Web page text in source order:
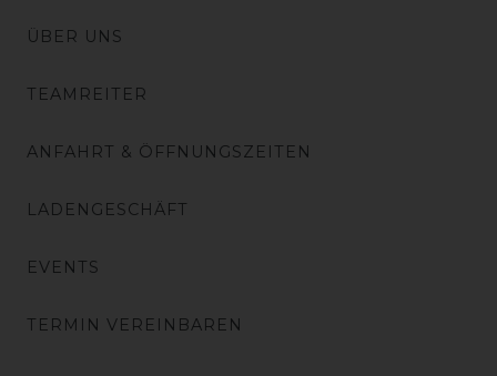
ÜBER UNS
TEAMREITER
ANFAHRT & ÖFFNUNGSZEITEN
LADENGESCHÄFT
EVENTS
TERMIN VEREINBAREN